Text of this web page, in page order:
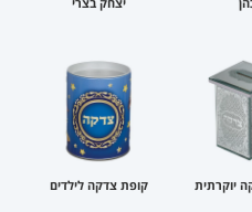
יוקרתית קופת צדקה לילדים